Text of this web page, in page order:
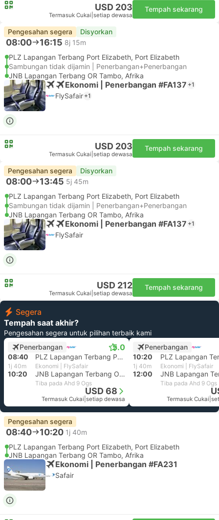
USD 203
Termasuk Cukai setiap dewasa
Tempah sekarang
Pengesahan segera Disyorkan
08:00 16:15 8j 15m
PLZ Lapangan Terbang Port Elizabeth, Port Elizabeth
Sambungan tidak dijamin | Penerbangan+Penerbangan
JNB Lapangan Terbang OR Tambo, Afrika
Ekonomi | Penerbangan #FA137 +1
FlySafair +1
USD 203
Termasuk Cukai setiap dewasa
Tempah sekarang
Pengesahan segera Disyorkan
08:00 13:45 5j 45m
PLZ Lapangan Terbang Port Elizabeth, Port Elizabeth
Sambungan tidak dijamin | Penerbangan+Penerbangan
JNB Lapangan Terbang OR Tambo, Afrika
Ekonomi | Penerbangan #FA137 +1
FlySafair
USD 212
Termasuk Cukai setiap dewasa
Tempah sekarang
Segera
Tempah saat akhir?
Pengesahan segera untuk pilihan terbaik kami
Penerbangan
5.0
08:40 PLZ Lapangan Terbang Port Elizabeth, Port Elizabeth
1j 40m Ekonomi | FlySafair
10:20 JNB Lapangan Terbang OR Tambo, Afrika
Tiba pada Ahd 9 Ogs
USD 68
Termasuk Cukai setiap dewasa
Penerbangan
10:20
1j 40m Ekonomi | FlySafair
12:00
Tiba pada Ahd 9 Ogs
Termasuk Cukai
Pengesahan segera
08:40 10:20 1j 40m
PLZ Lapangan Terbang Port Elizabeth, Port Elizabeth
JNB Lapangan Terbang OR Tambo, Afrika
Ekonomi | Penerbangan #FA231
Safair